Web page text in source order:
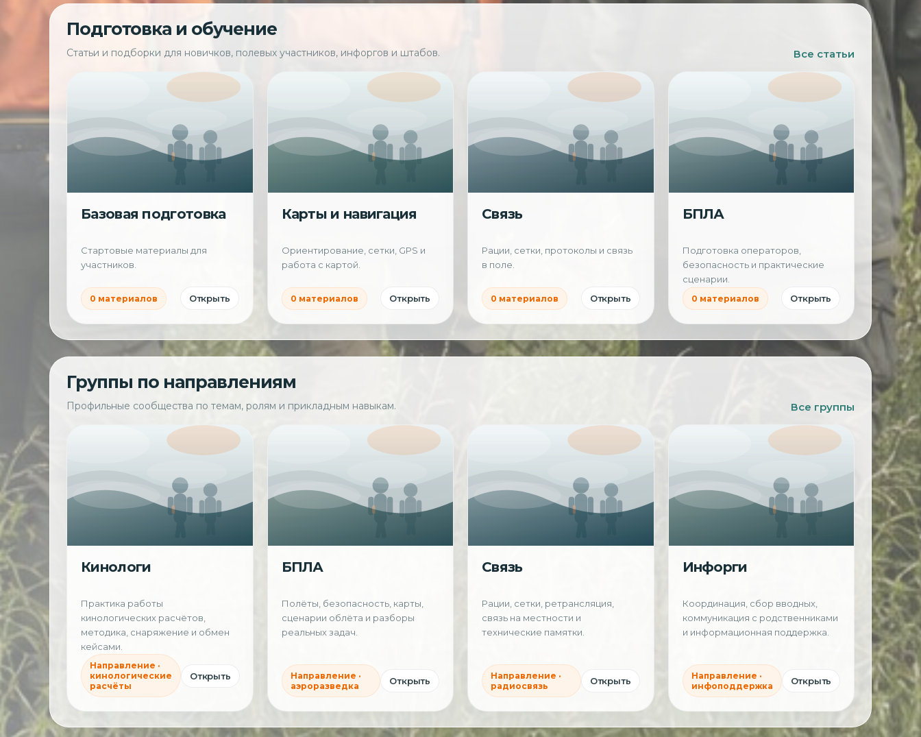
Подготовка и обучение
Статьи и подборки для новичков, полевых участников, инфоргов и штабов. Все статьи
Базовая подготовка
Стартовые материалы для
участников.
0 материалов Открыть
Карты и навигация
Ориентирование, сетки, GPS и
работа с картой.
0 материалов Открыть
Связь
Рации, сетки, протоколы и связь
в поле.
0 материалов Открыть
БПЛА
Подготовка операторов,
безопасность и практические
сценарии.
0 материалов Открыть
Группы по направлениям
Профильные сообщества по темам, ролям и прикладным навыкам. Все группы
Кинологи
Практика работы
кинологических расчётов,
методика, снаряжение и обмен
кейсами.
Направление ·
кинологические
расчёты
Открыть
БПЛА
Полёты, безопасность, карты,
сценарии облёта и разборы
реальных задач.
Направление ·
аэроразведка
Открыть
Связь
Рации, сетки, ретрансляция,
связь на местности и
технические памятки.
Направление ·
радиосвязь
Открыть
Инфорги
Координация, сбор вводных,
коммуникация с родственниками
и информационная поддержка.
Направление ·
инфоподдержка
Открыть